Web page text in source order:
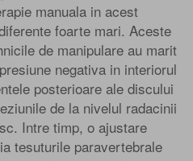
manuala in acest
foarte mari. Aceste
de manipulare au marit
negativa in interiorul
posterioare ale discului
de la nivelul radacinii
Intre timp, o ajustare
tesuturile paravertebrale